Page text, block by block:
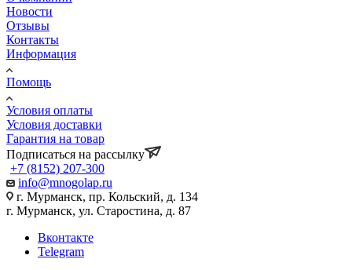
Новости
Отзывы
Контакты
Информация
Помощь
Условия оплаты
Условия доставки
Гарантия на товар
Подписаться на рассылку
+7 (8152) 207-300
info@mnogolap.ru
г. Мурманск, пр. Кольский, д. 134
г. Мурманск, ул. Старостина, д. 87
Вконтакте
Telegram